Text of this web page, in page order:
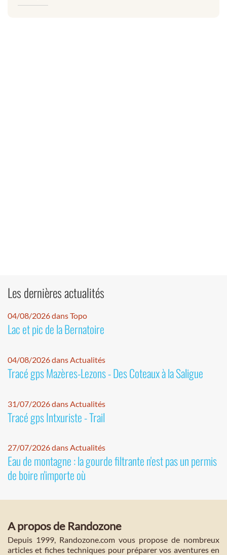
Les dernières actualités
04/08/2026 dans Topo
Lac et pic de la Bernatoire
04/08/2026 dans Actualités
Tracé gps Mazères-Lezons - Des Coteaux à la Saligue
31/07/2026 dans Actualités
Tracé gps Intxuriste - Trail
27/07/2026 dans Actualités
Eau de montagne : la gourde filtrante n'est pas un permis
de boire n'importe où
A propos de Randozone
Depuis 1999, Randozone.com vous propose de nombreux
articles et fiches techniques pour préparer vos aventures en